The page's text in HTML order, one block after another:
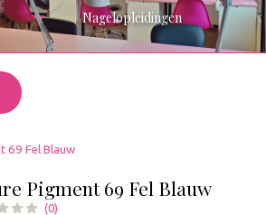
Nagelopleidingen
69 Fel Blauw
Pigment 69 Fel Blauw
(0)